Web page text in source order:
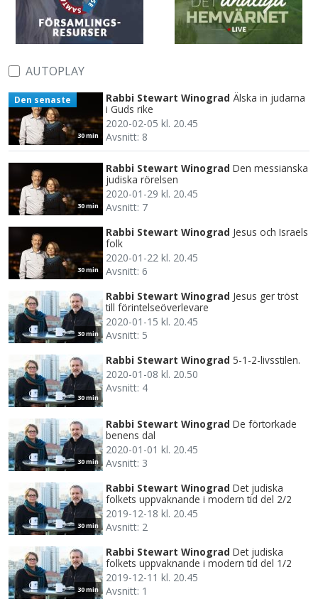
AUTOPLAY
30 min
Den senaste Rabbi Stewart Winograd Älska in judarna
i Guds rike
2020-02-05 kl. 20.45
Avsnitt: 8
30 min
Rabbi Stewart Winograd Den messianska
judiska rörelsen
2020-01-29 kl. 20.45
Avsnitt: 7
30 min
Rabbi Stewart Winograd Jesus och Israels
folk
2020-01-22 kl. 20.45
Avsnitt: 6
30 min
Rabbi Stewart Winograd Jesus ger tröst
till förintelseöverlevare
2020-01-15 kl. 20.45
Avsnitt: 5
30 min
Rabbi Stewart Winograd 5-1-2-livsstilen.
2020-01-08 kl. 20.50
Avsnitt: 4
30 min
Rabbi Stewart Winograd De förtorkade
benens dal
2020-01-01 kl. 20.45
Avsnitt: 3
30 min
Rabbi Stewart Winograd Det judiska
folkets uppvaknande i modern tid del 2/2
2019-12-18 kl. 20.45
Avsnitt: 2
30 min
Rabbi Stewart Winograd Det judiska
folkets uppvaknande i modern tid del 1/2
2019-12-11 kl. 20.45
Avsnitt: 1